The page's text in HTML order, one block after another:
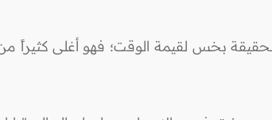
بخس لقيمة الوقت؛ فهو أغلى كثيراً